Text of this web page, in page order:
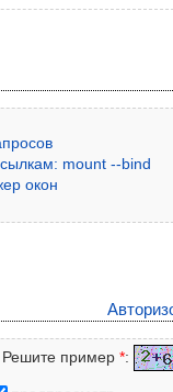
mount --bind
окон
Решите пример *: